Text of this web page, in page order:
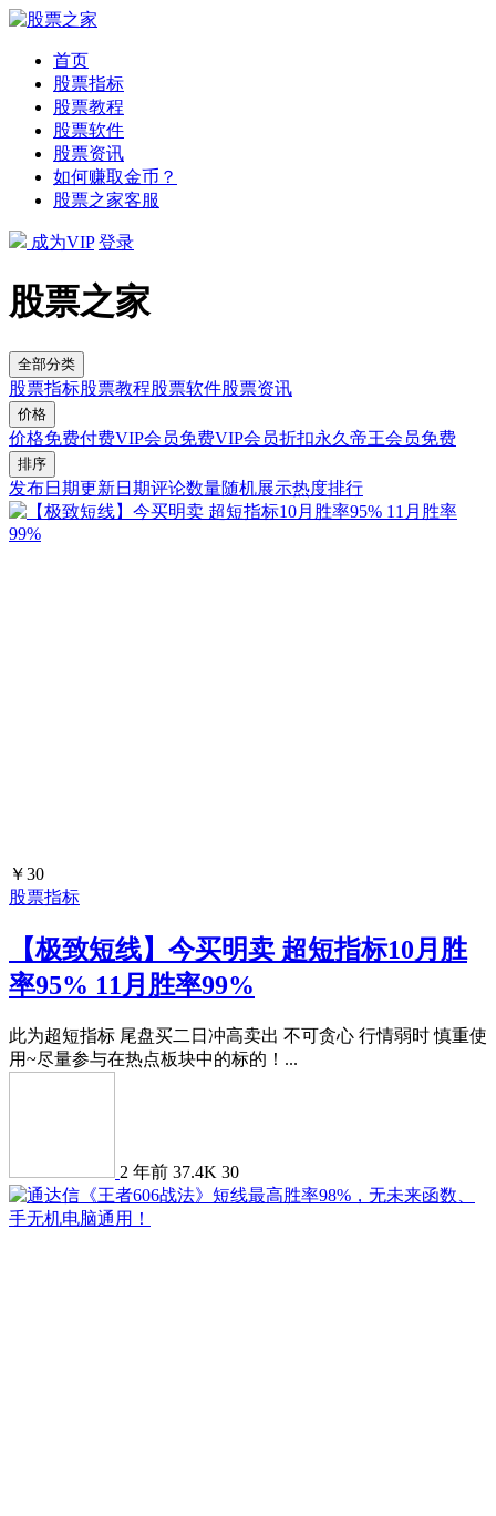
首页
股票指标
股票教程
股票软件
股票资讯
如何赚取金币？
股票之家客服
成为VIP 登录
股票之家
全部分类
股票指标股票教程股票软件股票资讯
价格
价格免费付费VIP会员免费VIP会员折扣永久帝王会员免费
排序
发布日期更新日期评论数量随机展示热度排行
￥30
股票指标
【极致短线】今买明卖 超短指标10月胜
率95% 11月胜率99%
此为超短指标 尾盘买二日冲高卖出 不可贪心 行情弱时 慎重使
用~尽量参与在热点板块中的标的！...
2 年前 37.4K 30